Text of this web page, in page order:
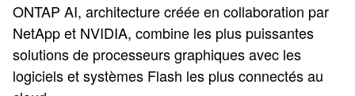
ONTAP AI, architecture créée en collaboration par
NetApp et NVIDIA, combine les plus puissantes
solutions de processeurs graphiques avec les
logiciels et systèmes Flash les plus connectés au